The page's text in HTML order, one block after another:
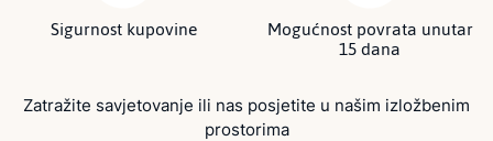
Sigurnost kupovine Mogućnost povrata unutar
15 dana
Zatražite savjetovanje ili nas posjetite u našim izložbenim
prostorima